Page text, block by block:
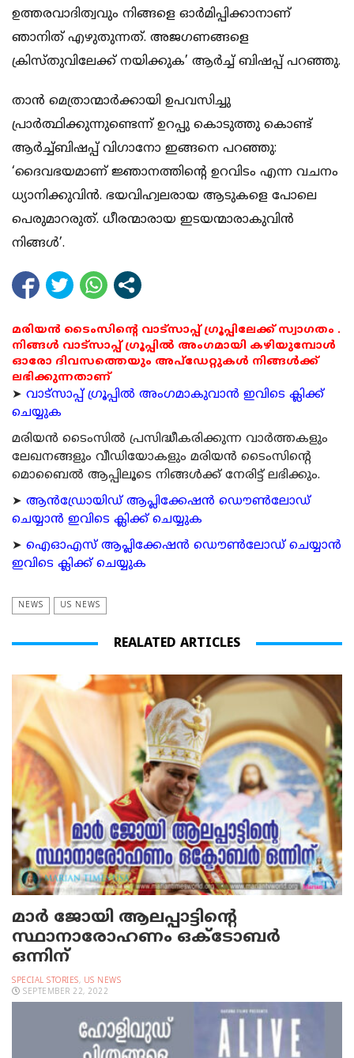
ഉത്തരവാദിത്വവും നിങ്ങളെ ഓര്‍മിപ്പിക്കാനാണ്
ഞാനിത് എഴുതുന്നത്. അജഗണങ്ങളെ
ക്രിസ്തുവിലേക്ക് നയിക്കുക’ ആര്‍ച്ച് ബിഷപ്പ് പറഞ്ഞു.
താന്‍ മെത്രാന്മാര്‍ക്കായി ഉപവസിച്ചു
പ്രാര്‍ത്ഥിക്കുന്നുണ്ടെന്ന് ഉറപ്പു കൊടുത്തു കൊണ്ട്
ആര്‍ച്ച്ബിഷപ്പ് വിഗാനോ ഇങ്ങനെ പറഞ്ഞു:
‘ദൈവഭയമാണ് ജ്ഞാനത്തിന്റെ ഉറവിടം എന്ന വചനം
ധ്യാനിക്കുവിന്‍. ഭയവിഹ്വലരായ ആടുകളെ പോലെ
പെരുമാറരുത്. ധീരന്മാരായ ഇടയന്മാരാകുവിന്‍
നിങ്ങള്‍’.
മരിയൻ ടൈംസിന്റെ വാട്സാപ്പ് ഗ്രൂപ്പിലേക്ക് സ്വാഗതം .
നിങ്ങൾ വാട്സാപ്പ് ഗ്രൂപ്പിൽ അംഗമായി കഴിയുമ്പോൾ
ഓരോ ദിവസത്തെയും അപ്ഡേറ്റുകൾ നിങ്ങൾക്ക്
ലഭിക്കുന്നതാണ്
➤ വാട്സാപ്പ് ഗ്രൂപ്പിൽ അംഗമാകുവാൻ ഇവിടെ ക്ലിക്ക്
ചെയ്യുക
മരിയന്‍ ടൈംസില്‍ പ്രസിദ്ധീകരിക്കുന്ന വാര്‍ത്തകളും
ലേഖനങ്ങളും വീഡിയോകളും മരിയന്‍ ടൈംസിന്റെ
മൊബൈല്‍ ആപ്പിലൂടെ നിങ്ങള്‍ക്ക് നേരിട്ട് ലഭിക്കും.
➤ ആന്‍ഡ്രോയിഡ് ആപ്ലിക്കേഷന്‍ ഡൌണ്‍ലോഡ്
ചെയ്യാന്‍ ഇവിടെ ക്ലിക്ക് ചെയ്യുക
➤ ഐഓഎസ് ആപ്ലിക്കേഷന്‍ ഡൌണ്‍ലോഡ് ചെയ്യാന്‍
ഇവിടെ ക്ലിക്ക് ചെയ്യുക
NEWS US NEWS
REALATED ARTICLES
മാർ ജോയി ആലപ്പാട്ടിന്റെ
സ്ഥാനാരോഹണം ഒക്ടോബർ
ഒന്നിന്
SPECIAL STORIES, US NEWS
SEPTEMBER 22, 2022